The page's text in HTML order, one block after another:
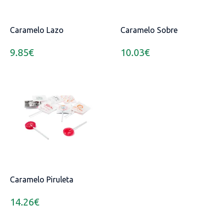
Caramelo Lazo
9.85€
Caramelo Sobre
10.03€
Caramelo Piruleta
14.26€